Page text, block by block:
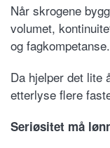
Når skrogene
volumet,
og fagkompetanse.
Da hjelper det lite
etterlyse flere
Seriøsitet må